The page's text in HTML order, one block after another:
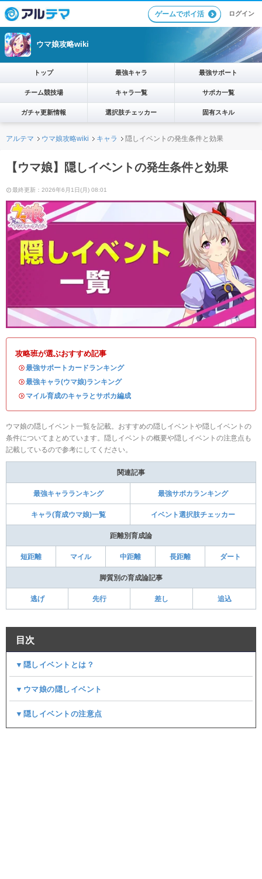
ゲームでポイ活 ログイン
ウマ娘攻略wiki
トップ 最強キャラ 最強サポート
チーム競技場 キャラ一覧 サポカ一覧
ガチャ更新情報 選択肢チェッカー 固有スキル
アルテマ ウマ娘攻略wiki キャラ 隠しイベントの発生条件と効果
【ウマ娘】隠しイベントの発生条件と効果
最終更新：2026年6月1日(月) 08:01
攻略班が選ぶおすすめ記事
・最強サポートカードランキング
・最強キャラ(ウマ娘)ランキング
・ マイル育成のキャラとサポカ編成
ウマ娘の隠しイベント一覧を記載。おすすめの隠しイベントや隠しイベントの
条件についてまとめています。隠しイベントの概要や隠しイベントの注意点も
記載しているので参考にしてください。
関連記事
最強キャラランキング 最強サポカランキング
キャラ(育成ウマ娘)一覧 イベント選択肢チェッカー
距離別育成論
短距離 マイル 中距離 長距離 ダート
脚質別の育成論記事
逃げ 先行 差し 追込
目次
▼隠しイベントとは？
▼ウマ娘の隠しイベント
▼隠しイベントの注意点